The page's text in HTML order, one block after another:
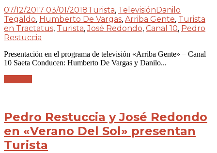
07/12/2017 03/01/2018Turista, Televisión Danilo
Tegaldo, Humberto De Vargas, Arriba Gente, Turista
en Tractatus, Turista,José Redondo, Canal 10, Pedro
Restuccia
Presentación en el programa de televisión «Arriba Gente» – Canal
10 Saeta Conducen: Humberto De Vargas y Danilo...
Pedro Restuccia y José Redondo
en «Verano Del Sol» presentan
Turista